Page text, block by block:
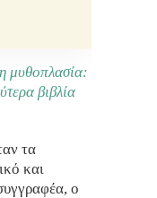
μυθοπλασία:
βιβλία
τα
και
ο